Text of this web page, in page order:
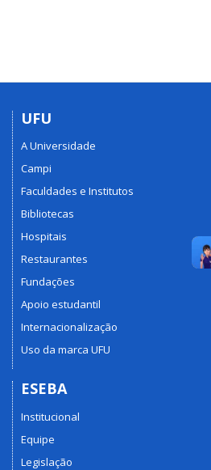
UFU
A Universidade
Campi
Faculdades e Institutos
Bibliotecas
Hospitais
Restaurantes
Fundações
Apoio estudantil
Internacionalização
Uso da marca UFU
ESEBA
Institucional
Equipe
Legislação